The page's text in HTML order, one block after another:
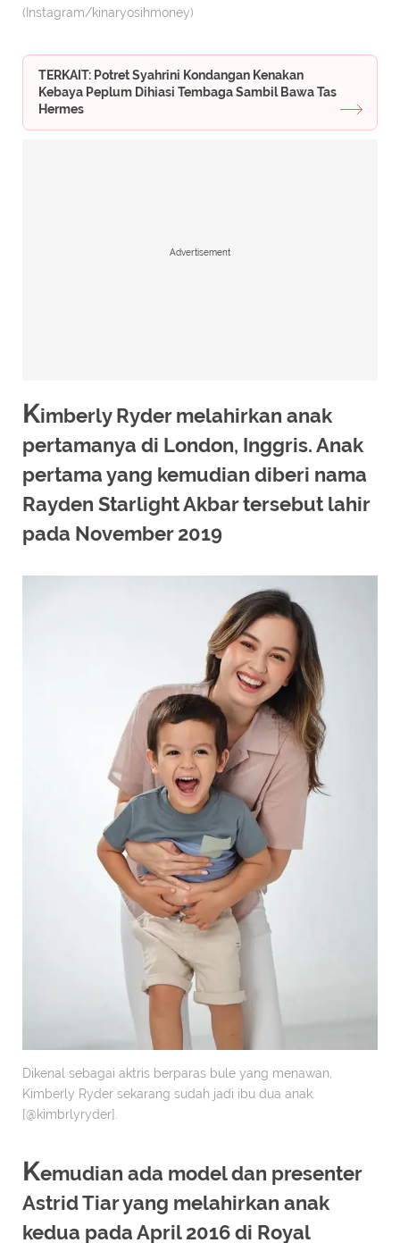
(Instagram/kinaryosihmoney)
TERKAIT: Potret Syahrini Kondangan Kenakan
Kebaya Peplum Dihiasi Tembaga Sambil Bawa Tas
Hermes
Advertisement
Kimberly Ryder melahirkan anak
pertamanya di London, Inggris. Anak
pertama yang kemudian diberi nama
Rayden Starlight Akbar tersebut lahir
pada November 2019
Dikenal sebagai aktris berparas bule yang menawan,
Kimberly Ryder sekarang sudah jadi ibu dua anak.
[@kimbrlyryder].
Kemudian ada model dan presenter
Astrid Tiar yang melahirkan anak
kedua pada April 2016 di Royal